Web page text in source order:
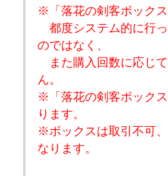
※「落花の剣客ボック
都度システム的に行
のではなく、
また購入回数に応じ
ん。
※「落花の剣客ボック
ります。
※ボックスは取引不可
なります。